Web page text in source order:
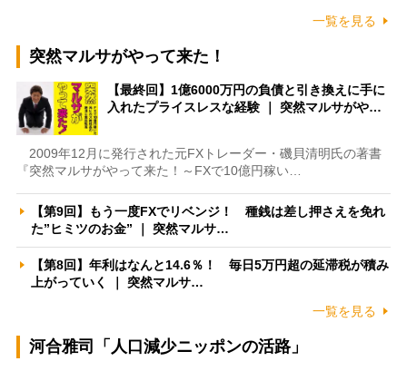
一覧を見る
突然マルサがやって来た！
【最終回】1億6000万円の負債と引き換えに手に
入れたプライスレスな経験 ｜ 突然マルサがや…
2009年12月に発行された元FXトレーダー・磯貝清明氏の著書
『突然マルサがやって来た！～FXで10億円稼い…
【第9回】もう一度FXでリベンジ！ 種銭は差し押さえを免れ
た”ヒミツのお金” ｜ 突然マルサ…
【第8回】年利はなんと14.6％！ 毎日5万円超の延滞税が積み
上がっていく ｜ 突然マルサ…
一覧を見る
河合雅司「人口減少ニッポンの活路」